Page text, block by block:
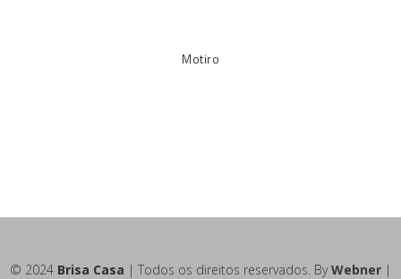
Motiro
© 2024 Brisa Casa | Todos os direitos reservados. ByWebner |